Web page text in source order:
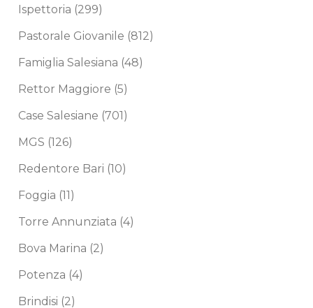
Ispettoria (299)
Pastorale Giovanile (812)
Famiglia Salesiana (48)
Rettor Maggiore (5)
Case Salesiane (701)
MGS (126)
Redentore Bari (10)
Foggia (11)
Torre Annunziata (4)
Bova Marina (2)
Potenza (4)
Brindisi (2)